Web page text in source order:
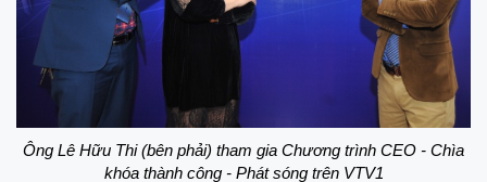
Ông Lê Hữu Thi (bên phải) tham gia Chương trình CEO - Chìa
khóa thành công - Phát sóng trên VTV1